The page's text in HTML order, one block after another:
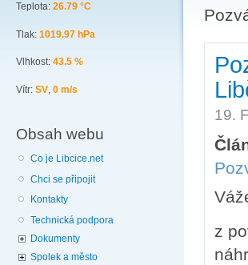
Teplota: 26.79 °C
Tlak: 1019.97 hPa
Vlhkost: 43.5 %
Vítr: SV, 0 m/s
Obsah webu
Co je Libcice.net
Chci se připojit
Kontakty
Technická podpora
Dokumenty
Spolek a město
19.
z